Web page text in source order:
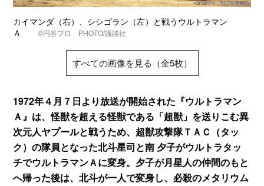
カイマンダ（右）、シシゴラン（左）と戦うウルトラマン
Ａ©円谷プロ PHOTO/講談社
すべての画像を見る（全5枚）
1972年４月７日より放送が開始された『ウルトラマン
Ａ』は、怪獣を超える怪獣である「超獣」を送りこむ異
次元人ヤプールと戦うため、超獣攻撃隊ＴＡＣ（タッ
ク）の隊員となった北斗星司と南 夕子がウルトラタッ
チでウルトラマンＡに変身。夕子が月星人の仲間のもと
へ帰った後は、北斗が一人で変身し、必殺のメタリウム